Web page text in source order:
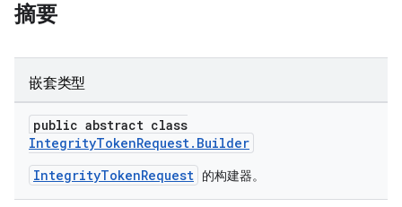
摘要
嵌套类型
public abstract class
IntegrityTokenRequest.Builder
IntegrityTokenRequest 的构建器。